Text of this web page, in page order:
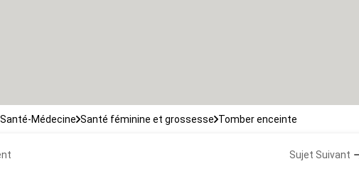
Médecine Santé féminine et grossesse Tomber enceinte
Sujet Suivant